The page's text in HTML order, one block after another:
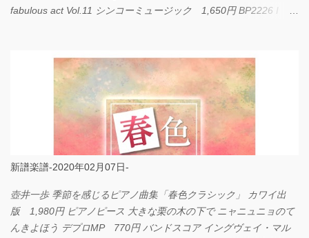
fabulous act Vol.11 シンコーミュージック 1,650円 BP2226 I
新譜楽譜-2020年02月07日-
壺井一歩 季節を感じるピアノ曲集「春色クラシック」 カワイ出
版 1,980円 ピアノピース 大きな栗の木の下で ニャニュニョのて
んきよほう デプロMP 770円 バンドスコア イングヴェイ・マル